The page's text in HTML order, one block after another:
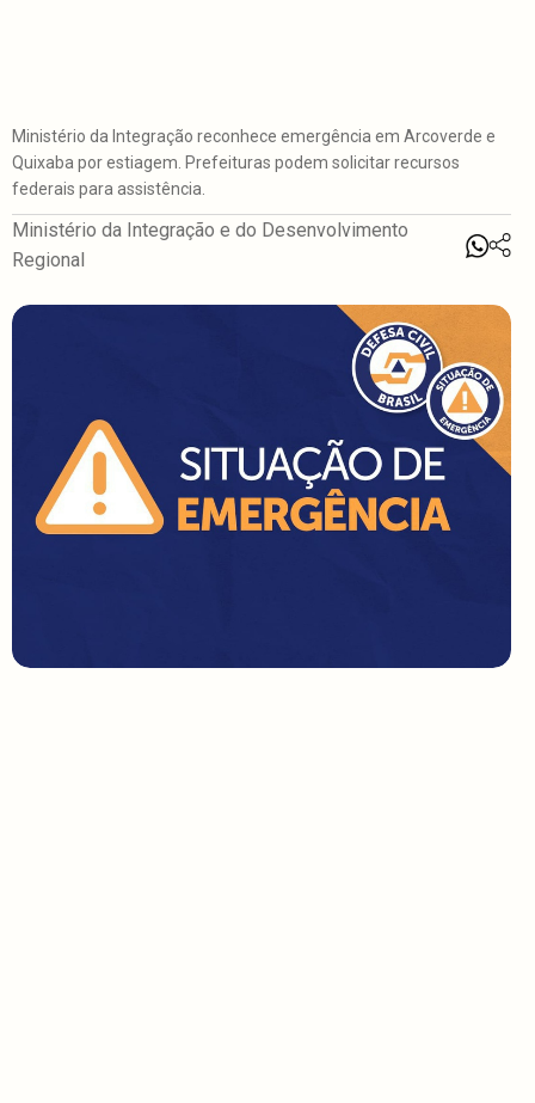
Ministério da Integração reconhece emergência em Arcoverde e
Quixaba por estiagem. Prefeituras podem solicitar recursos
federais para assistência.
Ministério da Integração e do Desenvolvimento
Regional